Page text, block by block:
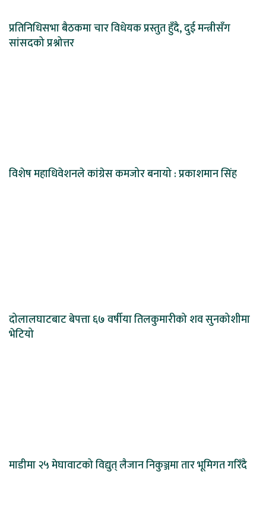
प्रतिनिधिसभा बैठकमा चार विधेयक प्रस्तुत हुँदै, दुई मन्त्रीसँग
सांसदको प्रश्नोत्तर
विशेष महाधिवेशनले कांग्रेस कमजोर बनायो : प्रकाशमान सिंह
दोलालघाटबाट बेपत्ता ६७ वर्षीया तिलकुमारीको शव सुनकोशीमा
भेटियो
माडीमा २५ मेघावाटको विद्युत् लैजान निकुञ्जमा तार भूमिगत गरिँदै